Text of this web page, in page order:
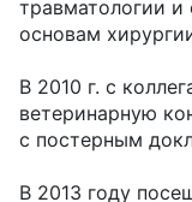
травматологии
основам
В 2010 г. с
ветеринарную
с постерным
В 2013 году